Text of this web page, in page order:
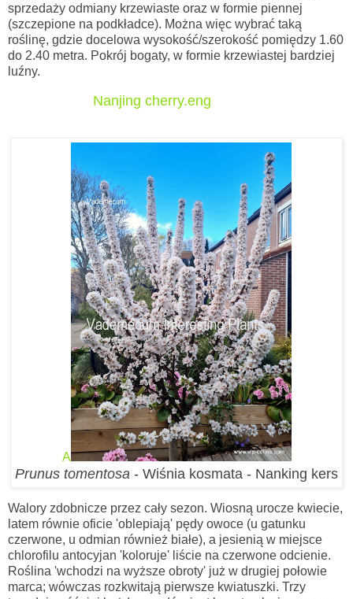
sprzedaży odmiany krzewiaste oraz w formie piennej
(szczepione na podkładce). Można więc wybrać taką
roślinę, gdzie docelowa wysokość/szerokość pomiędzy 1.60
do 2.40 metra. Pokrój bogaty, w formie krzewiastej bardziej
luźny.
Nanjing cherry.eng
A
Prunus tomentosa - Wiśnia kosmata - Nanking kers
Walory zdobnicze przez cały sezon. Wiosną urocze kwiecie,
latem równie oficie 'oblepiają' pędy owoce (u gatunku
czerwone, u odmian również białe), a jesienią w miejsce
chlorofilu antocyjan 'koloruje' liście na czerwone odcienie.
Roślina 'wchodzi na wyższe obroty' już w drugiej połowie
marca; wówczas rozkwitają pierwsze kwiatuszki. Trzy